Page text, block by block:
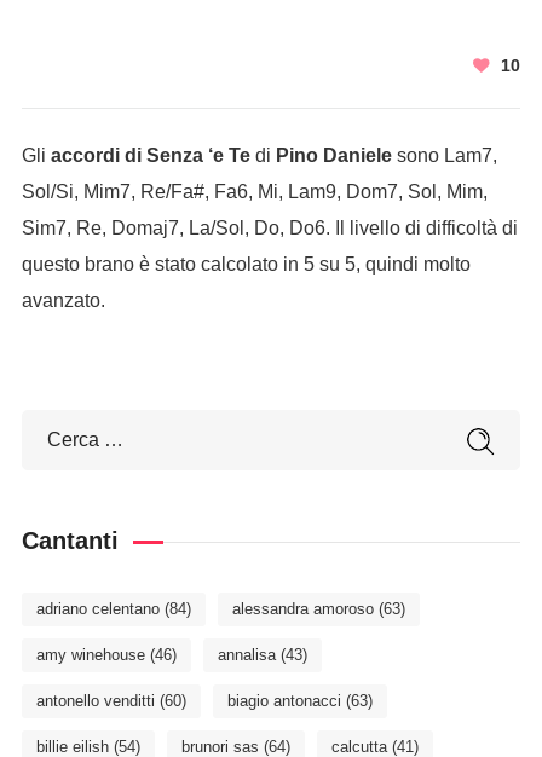
10
Gli accordi di Senza ‘e Tedi Pino Danielesono Lam7,
Sol/Si, Mim7, Re/Fa#, Fa6, Mi, Lam9, Dom7, Sol, Mim,
Sim7, Re, Domaj7, La/Sol, Do, Do6. Il livello di difficoltà di
questo brano è stato calcolato in 5 su 5, quindi molto
avanzato.
Cantanti
adriano celentano(84) alessandra amoroso(63)
amy winehouse(46) annalisa(43)
antonello venditti (60) biagio antonacci (63)
billie eilish(54) brunori sas (64) calcutta(41)